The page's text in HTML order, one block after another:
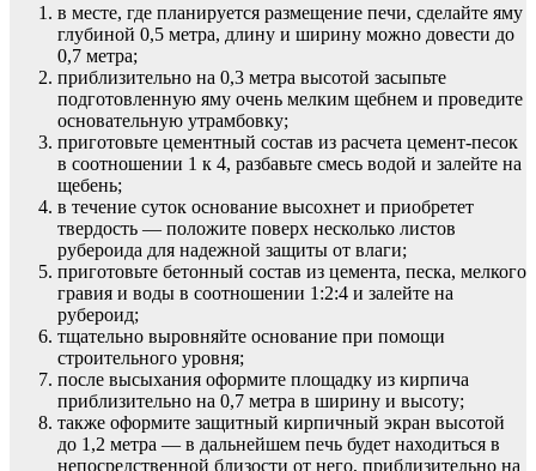
в месте, где планируется размещение печи, сделайте яму
глубиной 0,5 метра, длину и ширину можно довести до
0,7 метра;
приблизительно на 0,3 метра высотой засыпьте
подготовленную яму очень мелким щебнем и проведите
основательную утрамбовку;
приготовьте цементный состав из расчета цемент-песок
в соотношении 1 к 4, разбавьте смесь водой и залейте на
щебень;
в течение суток основание высохнет и приобретет
твердость — положите поверх несколько листов
рубероида для надежной защиты от влаги;
приготовьте бетонный состав из цемента, песка, мелкого
гравия и воды в соотношении 1:2:4 и залейте на
рубероид;
тщательно выровняйте основание при помощи
строительного уровня;
после высыхания оформите площадку из кирпича
приблизительно на 0,7 метра в ширину и высоту;
также оформите защитный кирпичный экран высотой
до 1,2 метра — в дальнейшем печь будет находиться в
непосредственной близости от него, приблизительно на